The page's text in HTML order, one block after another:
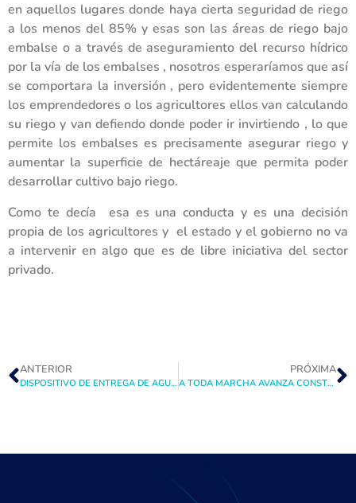
en aquellos lugares donde haya cierta seguridad de riego
a los menos del 85% y esas son las áreas de riego bajo
embalse o a través de aseguramiento del recurso hídrico
por la vía de los embalses , nosotros esperaríamos que así
se comportara la inversión , pero evidentemente siempre
los emprendedores o los agricultores ellos van calculando
su riego y van defiendo donde poder ir invirtiendo , lo que
permite los embalses es precisamente asegurar riego y
aumentar la superficie de hectáreaje que permita poder
desarrollar cultivo bajo riego.
Como te decía esa es una conducta y es una decisión
propia de los agricultores y el estado y el gobierno no va
a intervenir en algo que es de libre iniciativa del sector
privado.
ANTERIOR
DISPOSITIVO DE ENTREGA DE AGUA N°2 DEL EMBALSE PUCLARO SUPERA LA PRUEBA DE HERMETICIDAD
PRÓXIMA
A TODA MARCHA AVANZA CONSTRUCCIÓN DE LAS NUEVAS OFICINAS INSTITUCIONALES DE LA JVRE